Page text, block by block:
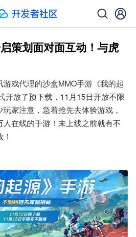
策划面对面互动！与虎
戏代理的沙盒MMO手游《我的起
开放了预下载，11月15日开放不限
家注意，急着抢先去体验游戏，
在线的手游！未上线之前就有不